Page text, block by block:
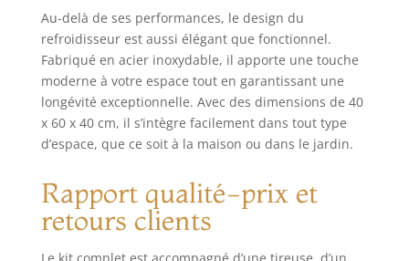
Au-delà de ses performances, le design du
refroidisseur est aussi élégant que fonctionnel.
Fabriqué en acier inoxydable, il apporte une touche
moderne à votre espace tout en garantissant une
longévité exceptionnelle. Avec des dimensions de 40
x 60 x 40 cm, il s’intègre facilement dans tout type
d’espace, que ce soit à la maison ou dans le jardin.
Rapport qualité-prix et
retours clients
Le kit complet est accompagné d’une tireuse, d’un